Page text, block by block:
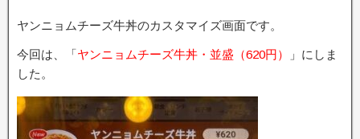
ヤンニョムチーズ牛丼のカスタマイズ画面です。
今回は、「ヤンニョムチーズ牛丼・並盛（620円）
」にしま
した。